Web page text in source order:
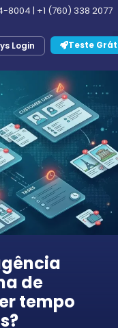
8004 | +1 (760) 338 2077
Login Teste
de
tempo